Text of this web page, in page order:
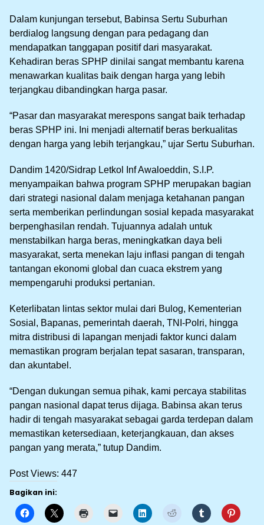
Dalam kunjungan tersebut, Babinsa Sertu Suburhan
berdialog langsung dengan para pedagang dan
mendapatkan tanggapan positif dari masyarakat.
Kehadiran beras SPHP dinilai sangat membantu karena
menawarkan kualitas baik dengan harga yang lebih
terjangkau dibandingkan harga pasar.
“Pasar dan masyarakat merespons sangat baik terhadap
beras SPHP ini. Ini menjadi alternatif beras berkualitas
dengan harga yang lebih terjangkau,” ujar Sertu Suburhan.
Dandim 1420/Sidrap Letkol Inf Awaloeddin, S.I.P.
menyampaikan bahwa program SPHP merupakan bagian
dari strategi nasional dalam menjaga ketahanan pangan
serta memberikan perlindungan sosial kepada masyarakat
berpenghasilan rendah. Tujuannya adalah untuk
menstabilkan harga beras, meningkatkan daya beli
masyarakat, serta menekan laju inflasi pangan di tengah
tantangan ekonomi global dan cuaca ekstrem yang
mempengaruhi produksi pertanian.
Keterlibatan lintas sektor mulai dari Bulog, Kementerian
Sosial, Bapanas, pemerintah daerah, TNI-Polri, hingga
mitra distribusi di lapangan menjadi faktor kunci dalam
memastikan program berjalan tepat sasaran, transparan,
dan akuntabel.
“Dengan dukungan semua pihak, kami percaya stabilitas
pangan nasional dapat terus dijaga. Babinsa akan terus
hadir di tengah masyarakat sebagai garda terdepan dalam
memastikan ketersediaan, keterjangkauan, dan akses
pangan yang merata,” tutup Dandim.
Post Views: 447
Bagikan ini: